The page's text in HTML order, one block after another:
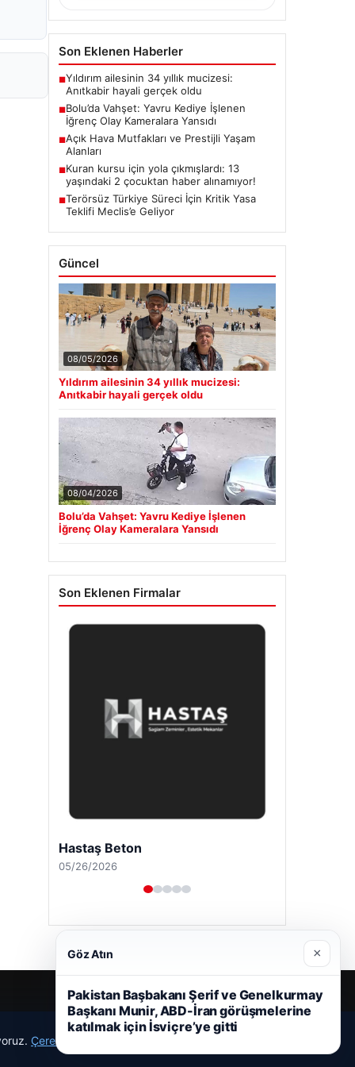
Son Eklenen Haberler
■Yıldırım ailesinin 34 yıllık mucizesi:
Anıtkabir hayali gerçek oldu
■Bolu’da Vahşet: Yavru Kediye İşlenen
İğrenç Olay Kameralara Yansıdı
■Açık Hava Mutfakları ve Prestijli Yaşam
Alanları
■Kuran kursu için yola çıkmışlardı: 13
yaşındaki 2 çocuktan haber alınamıyor!
■Terörsüz Türkiye Süreci İçin Kritik Yasa
Teklifi Meclis’e Geliyor
Güncel
08/05/2026
Yıldırım ailesinin 34 yıllık mucizesi:
Anıtkabir hayali gerçek oldu
08/04/2026
Bolu’da Vahşet: Yavru Kediye İşlenen
İğrenç Olay Kameralara Yansıdı
Son Eklenen Firmalar
Hastaş Beton
05/26/2026
Çerez Politikamız
Göz Atın ×
Pakistan Başbakanı Şerif ve Genelkurmay
Başkanı Munir, ABD-İran görüşmelerine
katılmak için İsviçre’ye gitti